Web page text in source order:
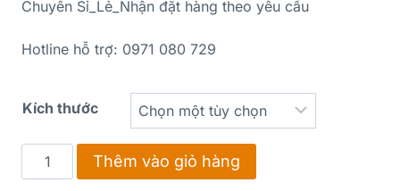
Chuyên Sỉ_Lẻ_Nhận đặt hàng theo yêu cầu
Hotline hỗ trợ: 0971 080 729
Kích thước
Thêm vào giỏ hàng